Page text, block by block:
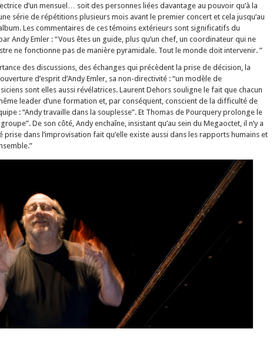
d’un mensuel… soit des personnes liées davantage au pouvoir qu’à la
série de répétitions plusieurs mois avant le premier concert et cela jusqu’au
Les commentaires de ces témoins extérieurs sont significatifs du
Andy Emler : “Vous êtes un guide, plus qu’un chef, un coordinateur qui ne
ne fonctionne pas de manière pyramidale. Tout le monde doit intervenir. ”
des discussions, des échanges qui précèdent la prise de décision, la
d’esprit d’Andy Emler, sa non-directivité : “un modèle de
sont elles aussi révélatrices. Laurent Dehors souligne le fait que chacun
leader d’une formation et, par conséquent, conscient de la difficulté de
: “Andy travaille dans la souplesse”. Et Thomas de Pourquery prolonge le
De son côté, Andy enchaîne, insistant qu’au sein du Megaoctet, il n’y a
dans l’improvisation fait qu’elle existe aussi dans les rapports humains et